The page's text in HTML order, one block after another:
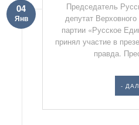
04
Янв
Председатель
депутат
партии «Русское
принял участие в
правда.
-